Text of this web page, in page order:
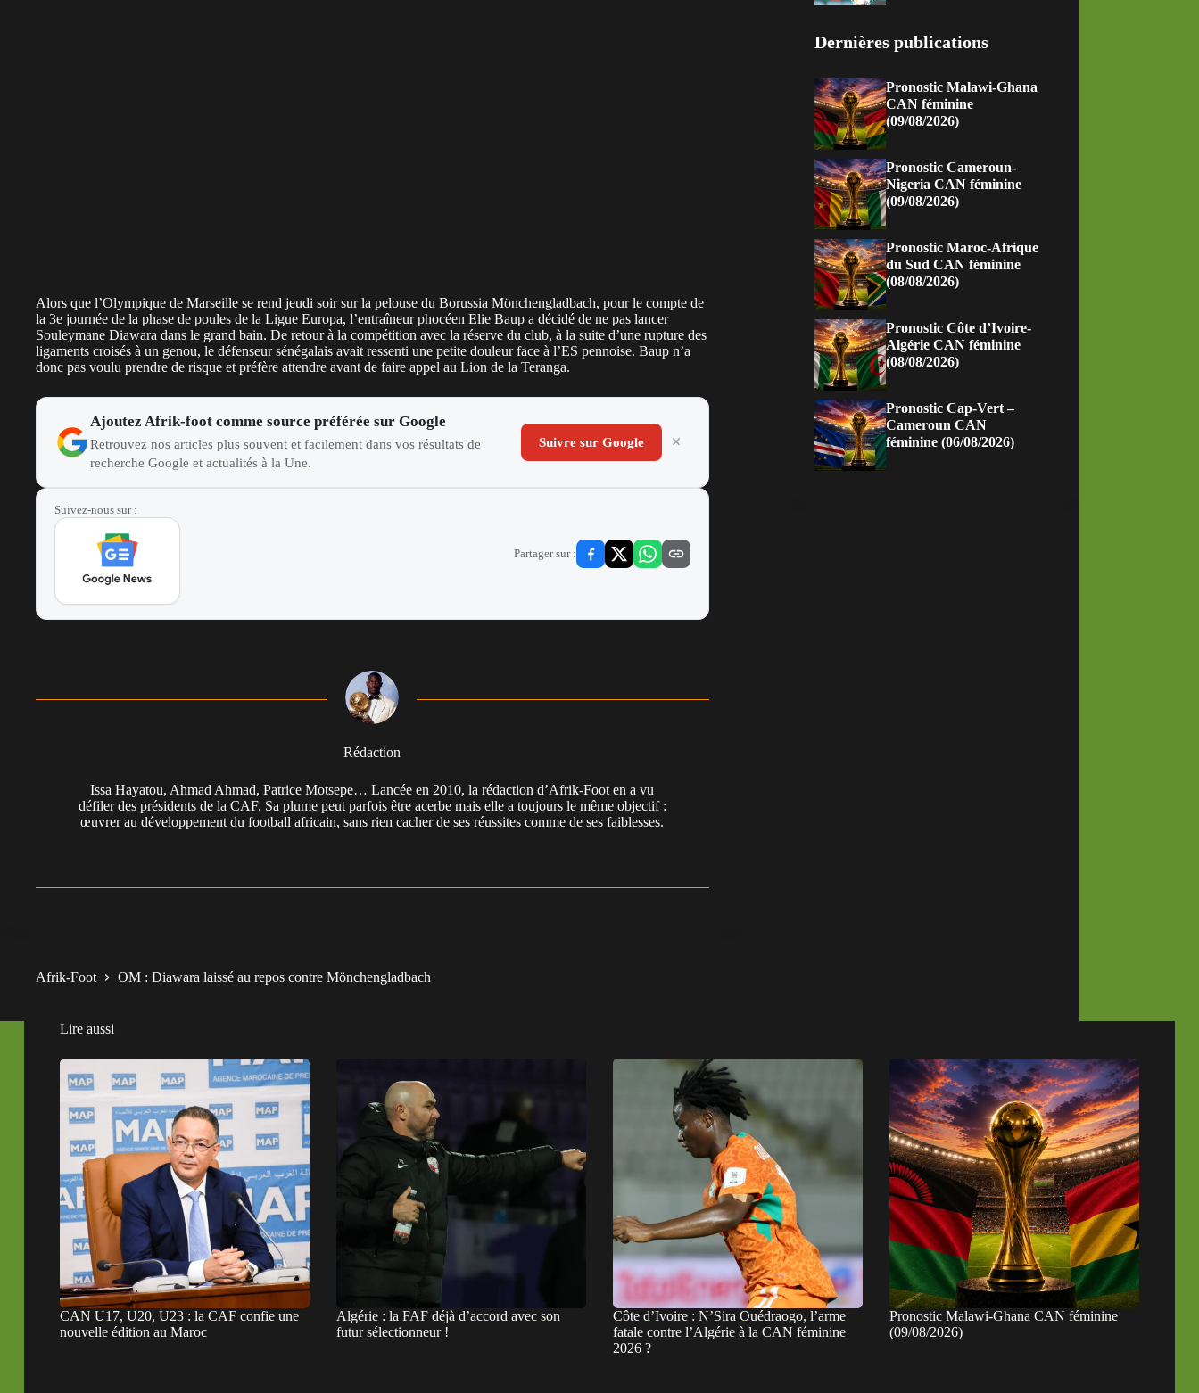
Alors que l’Olympique de Marseille se rend jeudi soir sur la pelouse du Borussia Mönchengladbach, pour le compte de
la 3e journée de la phase de poules de la Ligue Europa, l’entraîneur phocéen Elie Baup a décidé de ne pas lancer
Souleymane Diawara dans le grand bain. De retour à la compétition avec la réserve du club, à la suite d’une rupture des
ligaments croisés à un genou, le défenseur sénégalais avait ressenti une petite douleur face à l’ES pennoise. Baup n’a
donc pas voulu prendre de risque et préfère attendre avant de faire appel au Lion de la Teranga.
Ajoutez Afrik-foot comme source préférée sur Google
Retrouvez nos articles plus souvent et facilement dans vos résultats de
recherche Google et actualités à la Une.
Suivre sur Google
Suivez-nous sur :
Partager sur :
Rédaction
Issa Hayatou, Ahmad Ahmad, Patrice Motsepe… Lancée en 2010, la rédaction d’Afrik-Foot en a vu
défiler des présidents de la CAF. Sa plume peut parfois être acerbe mais elle a toujours le même objectif :
œuvrer au développement du football africain, sans rien cacher de ses réussites comme de ses faiblesses.
Dernières publications
Pronostic Malawi-Ghana
CAN féminine
(09/08/2026)
Pronostic Cameroun-
Nigeria CAN féminine
(09/08/2026)
Pronostic Maroc-Afrique
du Sud CAN féminine
(08/08/2026)
Pronostic Côte d’Ivoire-
Algérie CAN féminine
(08/08/2026)
Pronostic Cap-Vert –
Cameroun CAN
féminine (06/08/2026)
Afrik-Foot OM : Diawara laissé au repos contre Mönchengladbach
Lire aussi
CAN U17, U20, U23 : la CAF confie une
nouvelle édition au Maroc
Algérie : la FAF déjà d’accord avec son
futur sélectionneur !
Côte d’Ivoire : N’Sira Ouédraogo, l’arme
fatale contre l’Algérie à la CAN féminine
2026 ?
Pronostic Malawi-Ghana CAN féminine
(09/08/2026)